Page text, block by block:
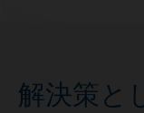
解決策と